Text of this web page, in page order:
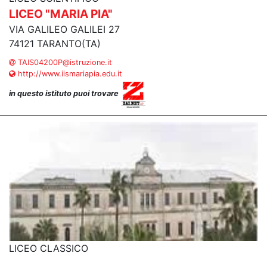
LICEO "MARIA PIA"
VIA GALILEO GALILEI 27
74121 TARANTO(TA)
TAIS04200P@istruzione.it
http://www.iismariapia.edu.it
in questo istituto puoi trovare
LICEO CLASSICO